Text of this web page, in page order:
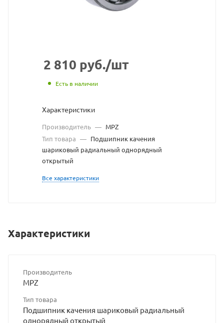
https://
без
разрешения
сайта
2 810 руб./шт
Есть в наличии
Характеристики
Производитель — MPZ
Тип товара — Подшипник качения
шариковый радиальный однорядный
открытый
Все характеристики
Характеристики
Производитель
MPZ
Тип товара
Подшипник качения шариковый радиальный
однорядный открытый